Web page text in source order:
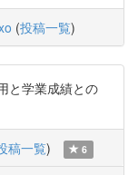
(投稿一覧)
と学業成績との
稿一覧) 6